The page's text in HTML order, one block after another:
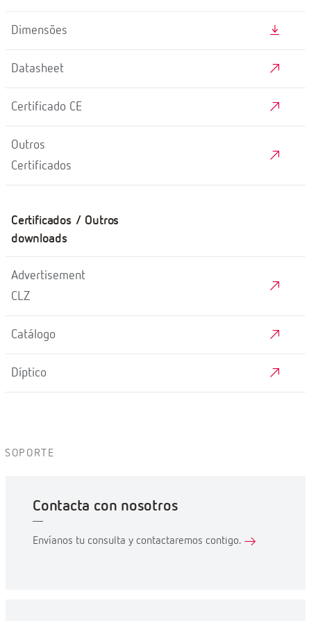
Dimensões
Datasheet
Certificado CE
Outros
Certificados
Certificados / Outros
downloads
Advertisement
CLZ
Catálogo
Díptico
SOPORTE
Contacta con nosotros
Envíanos tu consulta y contactaremos contigo.